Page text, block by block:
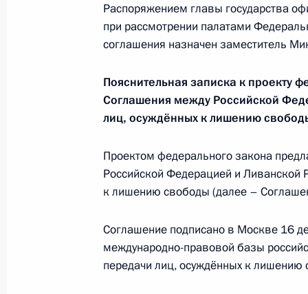
Внесены изменения в Земельный
6 октября 2015 года, 09:20
Подписан закон об исполнении
6 октября 2015 года, 09:10
Внесены изменения в закон о
Внесены изменения в закон о
Распоряжением главы государства
при рассмотрении палатами
соглашения назначен заместитель
Пояснительная записка к проекту
Соглашения между Российской
лиц, осуждённых к лишению
Проектом федерального закона
Российской Федерацией и Ливанской
к лишению свободы (далее –
Соглашение подписано в Москве 16
международно-правовой базы
передачи лиц, осуждённых к лишению